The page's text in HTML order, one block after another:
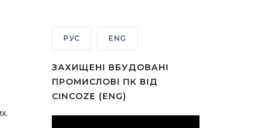
РУС ENG
ЗАХИЩЕНІ ВБУДОВАНІ
ПРОМИСЛОВІ ПК ВІД
CINCOZE (ENG)